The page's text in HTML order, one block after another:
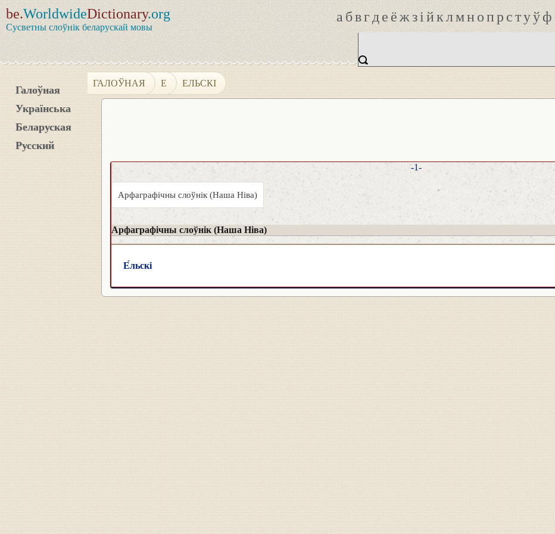
be.WorldwideDictionary.org
Сусветны слоўнік беларускай мовы
абвгдеёжзійклмнопрстуўф
Галоўная
Українська
Беларуская
Русский
ГАЛОЎНАЯ Е ЕЛЬСКІ
-1-
Арфаграфічны слоўнік (Наша Ніва)
Арфаграфічны слоўнік (Наша Ніва)
Е́льскі